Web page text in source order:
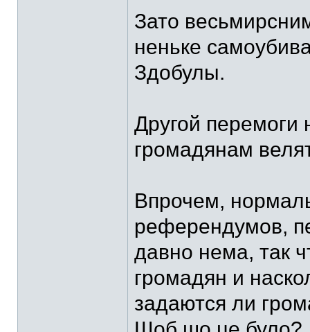
Зато
неньке
Здобулы.
Другой перемоги
громадянам
Впрочем,
референдумов,
давно нема, так
громадян и
задаются ли